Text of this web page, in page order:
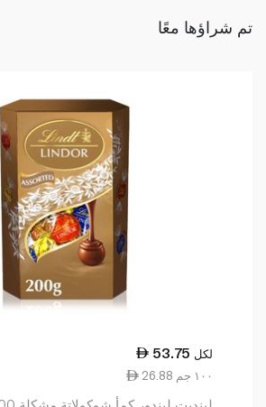
تم شراؤها معًا
53.75 لكل
26.88 ١٠٠ جم